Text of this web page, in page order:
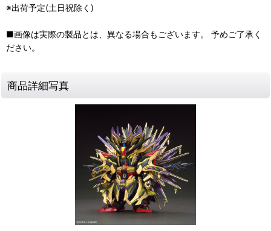
※出荷予定(土日祝除く)
■画像は実際の製品とは、異なる場合もございます。 予めご了承く
ださい。
商品詳細写真